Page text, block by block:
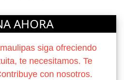
AHORA
siga ofreciendo
te necesitamos. Te
con nosotros.